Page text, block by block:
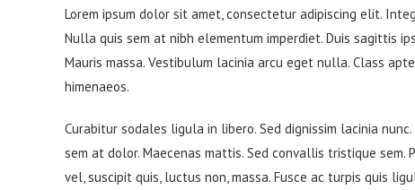
publication :
Lorem ipsum dolor sit amet, consectetur adipiscing elit.
Nulla quis sem at nibh elementum imperdiet. Duis sagittis
Mauris massa. Vestibulum lacinia arcu eget nulla. Class
himenaeos.
Curabitur sodales ligula in libero. Sed dignissim lacinia
sem at dolor. Maecenas mattis. Sed convallis tristique
vel, suscipit quis, luctus non, massa. Fusce ac turpis quis